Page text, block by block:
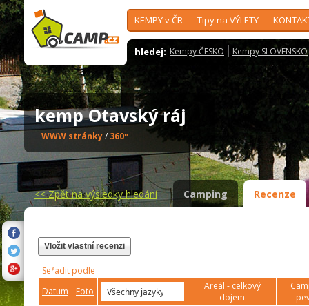
KEMPY v ČR Tipy na VÝLETY
hledej: Kempy ČESKO Kempy SLOVENSKO
kemp Otavský ráj
WWW stránky/ 360º
<<Zpět na výsledky hledání Camping Recenze
Vložit vlastní recenzi
Seřadit podle
Datum
Foto
Areál - celkový
dojem